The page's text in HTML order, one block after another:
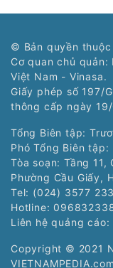
© Bản quyền thuộc
Cơ quan chủ quản:
Việt Nam - Vinasa.
Giấy phép số 197/
thông cấp ngày
Tổng Biên tập:
Phó Tổng Biên tập:
Tòa soạn: Tầng
Phường Cầu Giấy,
Tel: (024) 3577
Hotline:
Liên hệ quảng cáo:
Copyright © 2021
VIETNAMPEDIA.com